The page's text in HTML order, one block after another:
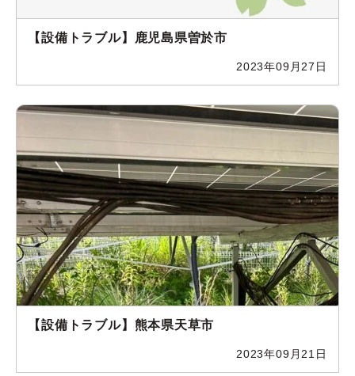
【設備トラブル】鹿児島県曽於市
2023年09月27日
【設備トラブル】熊本県天草市
2023年09月21日